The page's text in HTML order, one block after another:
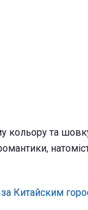
кольору та
за Китайским